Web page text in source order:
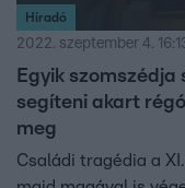
Híradó
2022. szeptember 4.
Egyik
segíteni akart
meg
Családi tragédia a